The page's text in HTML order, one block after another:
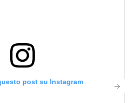
post su Instagram